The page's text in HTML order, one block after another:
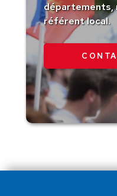
départements,
référent local.